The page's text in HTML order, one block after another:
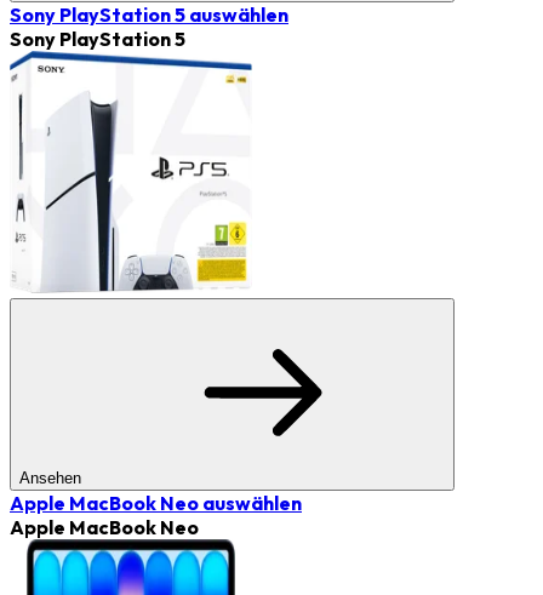
Sony PlayStation 5 auswählen
Sony PlayStation 5
Ansehen
Apple MacBook Neo auswählen
Apple MacBook Neo